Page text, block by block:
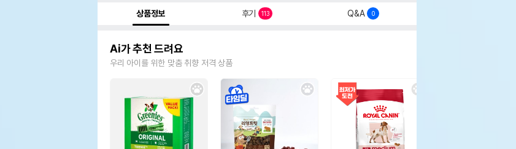
상품정보 후기 113 Q&A 0
Ai가 추천 드려요
우리 아이를 위한 맞춤 취향 저격 상품